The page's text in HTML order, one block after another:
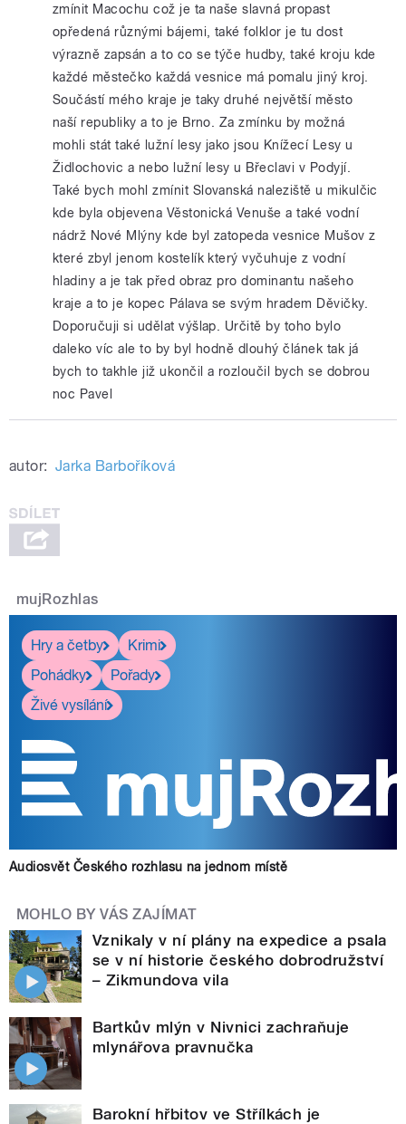
zmínit Macochu což je ta naše slavná propast
opředená různými bájemi, také folklor je tu dost
výrazně zapsán a to co se týče hudby, také kroju kde
každé městečko každá vesnice má pomalu jiný kroj.
Součástí mého kraje je taky druhé největší město
naší republiky a to je Brno. Za zmínku by možná
mohli stát také lužní lesy jako jsou Knížecí Lesy u
Židlochovic a nebo lužní lesy u Břeclavi v Podyjí.
Také bych mohl zmínit Slovanská naleziště u mikulčic
kde byla objevena Věstonická Venuše a také vodní
nádrž Nové Mlýny kde byl zatopeda vesnice Mušov z
které zbyl jenom kostelík který vyčuhuje z vodní
hladiny a je tak před obraz pro dominantu našeho
kraje a to je kopec Pálava se svým hradem Děvičky.
Doporučuji si udělat výšlap. Určitě by toho bylo
daleko víc ale to by byl hodně dlouhý článek tak já
bych to takhle již ukončil a rozloučil bych se dobrou
noc Pavel
autor: Jarka Barboříková
mujRozhlas
Hry a četby
Krimi
Pohádky
Pořady
Živé vysílání
Audiosvět Českého rozhlasu na jednom místě
MOHLO BY VÁS ZAJÍMAT
Vznikaly v ní plány na expedice a psala
se v ní historie českého dobrodružství
– Zikmundova vila
Bartkův mlýn v Nivnici zachraňuje
mlynářova pravnučka
Barokní hřbitov ve Střílkách je